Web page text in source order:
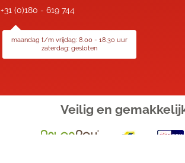
+31 (0)180 - 619 744
maandag t/m vrijdag: 8.00 - 18.30 uur
zaterdag: gesloten
Veilig en